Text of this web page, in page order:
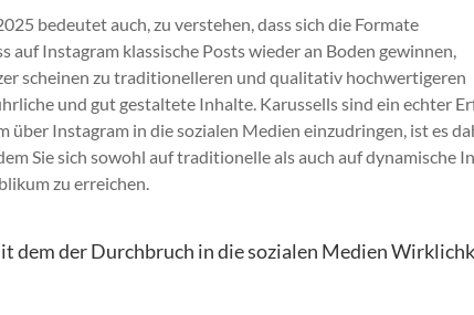
bedeutet auch, zu verstehen, dass sich die Formate
Instagram klassische Posts wieder an Boden gewinnen,
scheinen zu traditionelleren und qualitativ hochwertigeren
und gut gestaltete Inhalte. Karussells sind ein echter
Instagram in die sozialen Medien einzudringen, ist es
Sie sich sowohl auf traditionelle als auch auf dynamische
zu erreichen.
dem der Durchbruch in die sozialen Medien